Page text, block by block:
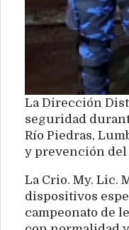
La Dirección
seguridad
Río Piedras,
y prevención del
La Crio. My. Lic.
dispositivos
campeonato de